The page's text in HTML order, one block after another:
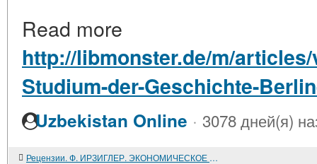
Read more
http://libmonster.de/m/
Studium-der-Geschichte-
Uzbekistan Online · 3078 дней(я)
Рецензии. Ф. ИРЗИГЛЕР. ЭКОНОМИЧЕСКОЕ ПОЛОЖЕНИЕ ГОРОДА КЕЛЬНА В XIV И XV ВЕКАХ